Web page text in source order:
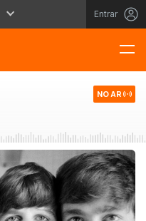
Entrar
NO AR